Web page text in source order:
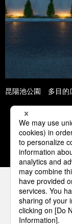
昆陽池公園 多目的
1
パナソ